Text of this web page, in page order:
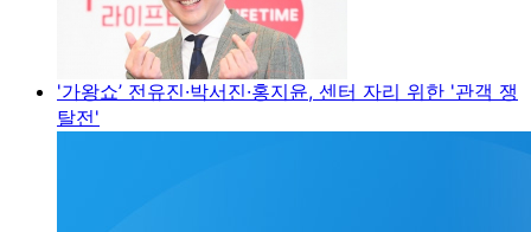
'가왕쇼’ 전유진·박서진·홍지윤, 센터 자리 위한 '관객 쟁
탈전'